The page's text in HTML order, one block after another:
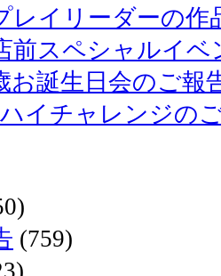
レイリーダーの作
前スペシャルイベ
誕生日会のご報
イチャレンジの
(759)